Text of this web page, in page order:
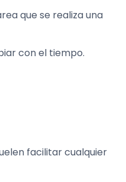
que se realiza una
con el tiempo.
facilitar cualquier